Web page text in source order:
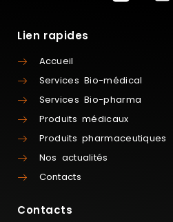
Lien rapides
Accueil
Services Bio-médical
Services Bio-pharma
Produits médicaux
Produits pharmaceutiques
Nos actualités
Contacts
Contacts